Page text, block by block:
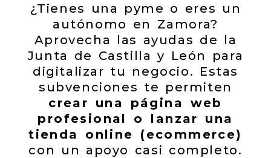
¿Tienes una pyme o eres un
autónomo en Zamora?
Aprovecha las ayudas de la
Junta de Castilla y León para
digitalizar tu negocio. Estas
subvenciones te permiten
crear una página web
profesional o lanzar una
tienda online (ecommerce)
con un apoyo casi completo.